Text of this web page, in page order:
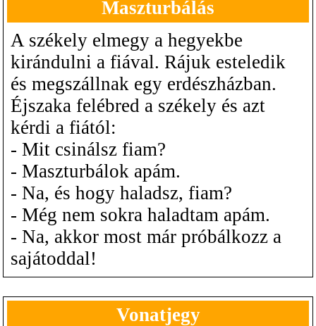
Maszturbálás
A székely elmegy a hegyekbe
kirándulni a fiával. Rájuk esteledik
és megszállnak egy erdészházban.
Éjszaka felébred a székely és azt
kérdi a fiától:
- Mit csinálsz fiam?
- Maszturbálok apám.
- Na, és hogy haladsz, fiam?
- Még nem sokra haladtam apám.
- Na, akkor most már próbálkozz a
sajátoddal!
Vonatjegy